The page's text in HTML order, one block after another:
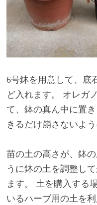
6号鉢を用意して、底
ど入れます。 オレガ
て、鉢の真ん中に置
きるだけ崩さないよう
苗の土の高さが、鉢
うに鉢の土を調整し
ます。 土を購入する
いるハーブ用の土を